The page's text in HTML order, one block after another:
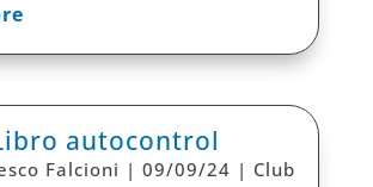
autocontrol
Falcioni | 09/09/24 | Club